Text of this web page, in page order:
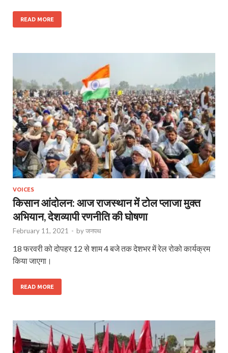
READ MORE
VOICES
किसान आंदोलन: आज राजस्थान में टोल प्लाजा मुक्त
अभियान, देशव्यापी रणनीति की घोषणा
February 11, 2021 - byजनपथ
18 फरवरी को दोपहर 12 से शाम 4 बजे तक देशभर में रेल रोको कार्यक्रम
किया जाएगा।
READ MORE